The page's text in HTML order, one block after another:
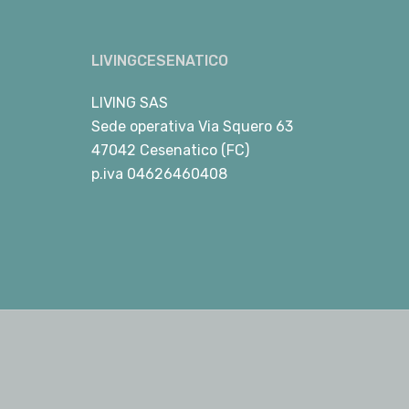
LIVINGCESENATICO
LIVING SAS
Sede operativa Via Squero 63
47042 Cesenatico (FC)
p.iva 04626460408